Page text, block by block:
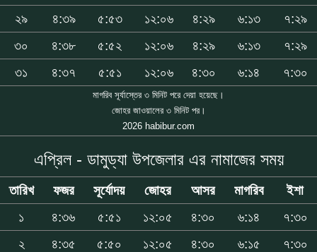
২৯
৪:৩৯ ৫:৫৩ ১২:০৬ ৪:২৯ ৬:১৩
৭:২৯
৩০
৪:৩৮ ৫:৫২ ১২:০৬ ৪:২৯ ৬:১৩
৭:২৯
৩১
৪:৩৭ ৫:৫১ ১২:০৬ ৪:৩০ ৬:১৪ ৭:৩০
মাগরিব সূর্যাস্তের ৩ মিনিট পরে দেয়া হয়েছে।
জোহর জাওয়ালের ৩ মিনিট পর।
2026 habibur.com
এপ্রিল - ডামুড্যা উপজেলার এর নামাজের সময়
তারিখ ফজর সূর্যোদয় জোহর আসর মাগরিব
ইশা
১
৪:৩৬ ৫:৫১ ১২:০৫ ৪:৩০ ৬:১৪
৭:৩০
২
৪:৩৫ ৫:৫০ ১২:০৫ ৪:৩০ ৬:১৫
৭:৩০